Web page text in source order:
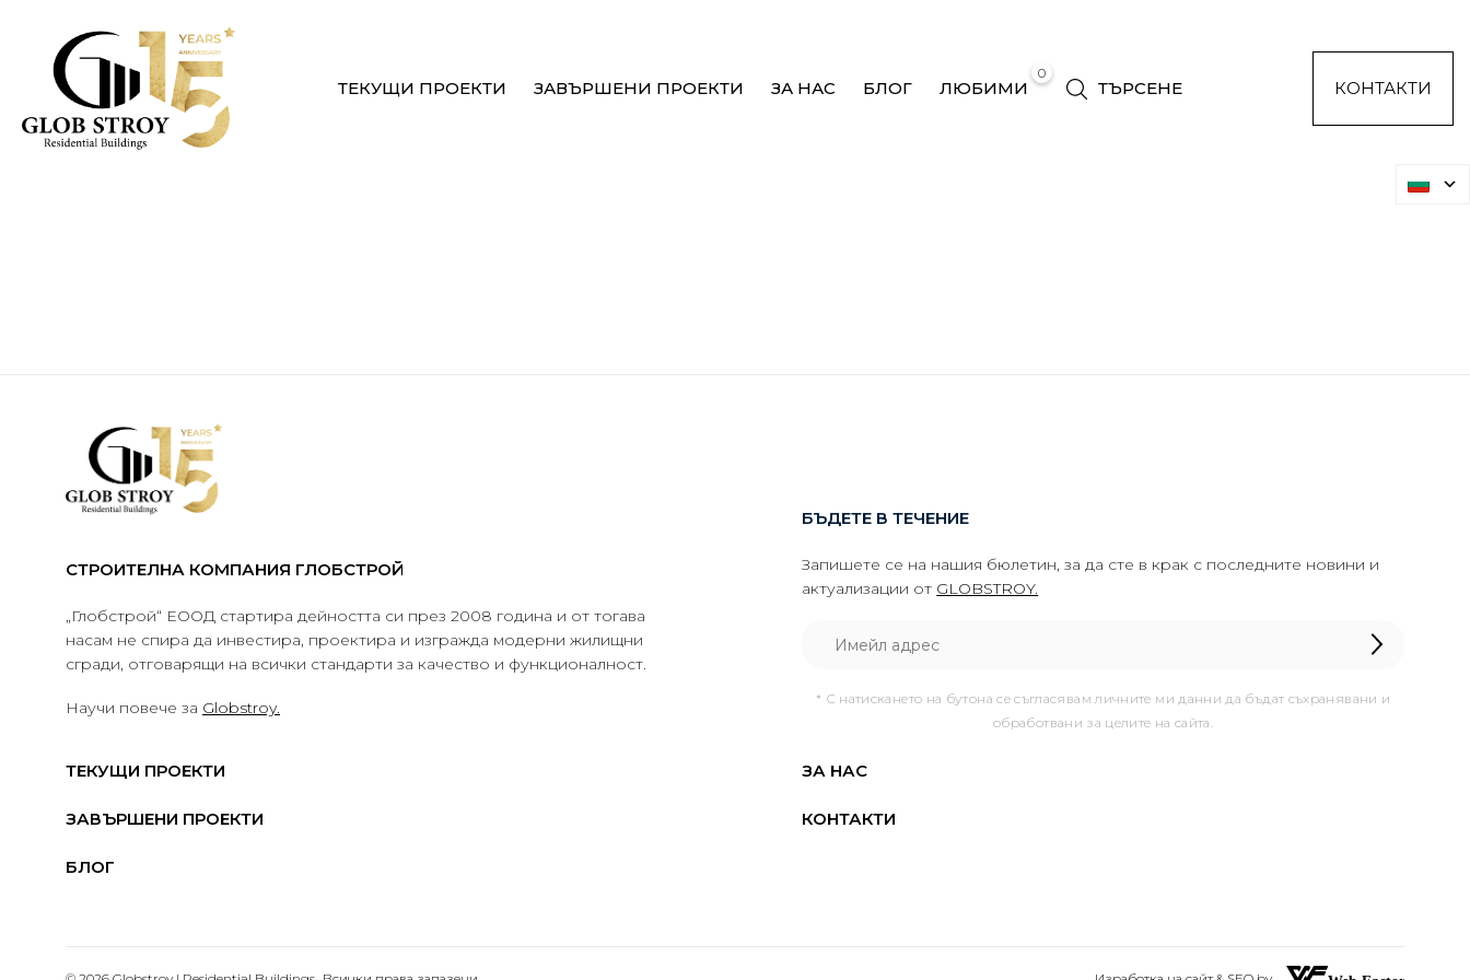
ТЕКУЩИ ПРОЕКТИ ЗАВЪРШЕНИ ПРОЕКТИ ЗА НАС БЛОГ
0
ЛЮБИМИ ТЪРСЕНЕ КОНТАКТИ
СТРОИТЕЛНА КОМПАНИЯ ГЛОБСТРОЙ
„Глобстрой“ ЕООД стартира дейността си през 2008 година и от тогава
насам не спира да инвестира, проектира и изгражда модерни жилищни
сгради, отговарящи на всички стандарти за качество и функционалност.
Научи повече за Globstroy.
ТЕКУЩИ ПРОЕКТИ
ЗАВЪРШЕНИ ПРОЕКТИ
БЛОГ
ЗА НАС
КОНТАКТИ
БЪДЕТЕ В ТЕЧЕНИЕ
Запишете се на нашия бюлетин, за да сте в крак с последните новини и
актуализации от GLOBSTROY.
* С натискането на бутона се съгласявам личните ми данни да бъдат съхранявани и
обработвани за целите на сайта.